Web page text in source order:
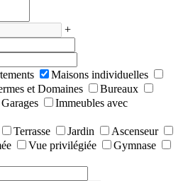
+
Maisons individuelles
et Domaines
Bureaux
Garages
Immeubles avec
Terrasse Jardin
Ascenseur
Vue privilégiée
Gymnase